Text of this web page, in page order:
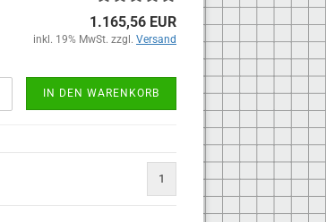
1.165,56 EUR
inkl. 19% MwSt. zzgl. Versand
IN DEN WARENKORB
1